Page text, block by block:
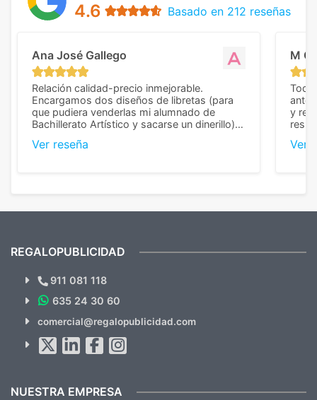
4.6 Basado en 212 reseñas
Ana José Gallego
Relación calidad-precio inmejorable.
Encargamos dos diseños de libretas (para
que pudiera venderlas mi alumnado de
Bachillerato Artístico y sacarse un dinerillo) y
diferencia, con libretas de muy buena calidad
Ver reseña
M C
Todo
y
Ver
¿Quieres ver nuestras últimas
Novedades y Ofertas?
hacemos Spam)
REGALOPUBLICIDAD
911 081 118
635 24 30 60
comercial@regalopublicidad.com
NUESTRA EMPRESA